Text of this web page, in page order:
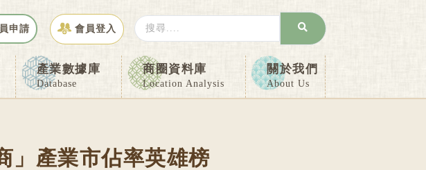
申請 會員登入
Search
...
產業數據庫
Database
商圈資料庫
Location Analysis
關於我們
About Us
」產業市佔率英雄榜